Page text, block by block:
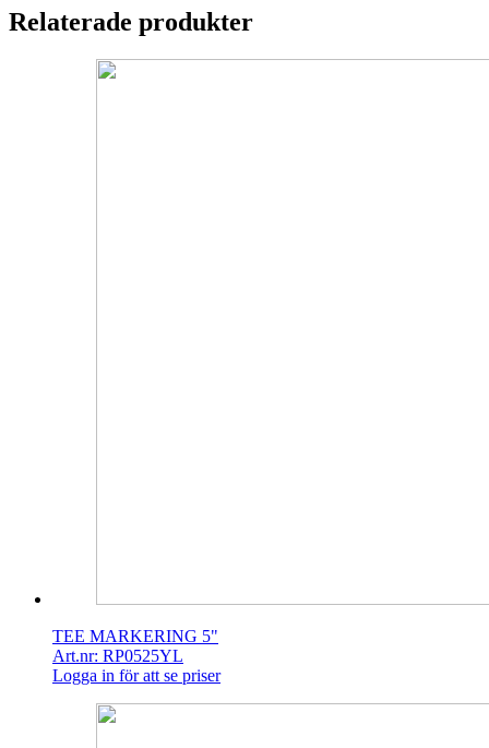
Relaterade produkter
TEE MARKERING 5"
Art.nr: RP0525YL
Logga in för att se priser